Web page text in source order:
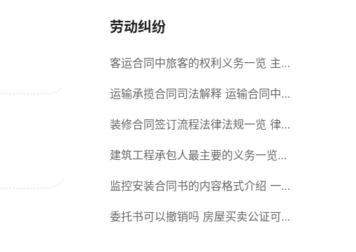
劳动纠纷
客运合同中旅客的权利义务一览 主
要包括这些内容
运输承揽合同司法解释 运输合同中
承运人的义务有哪些
装修合同签订流程法律法规一览 律
师解答
建筑工程承包人最主要的义务一览
承包合同内容介绍
监控安装合同书的内容格式介绍 一
般包括这些条款
委托书可以撤销吗 房屋买卖公证可